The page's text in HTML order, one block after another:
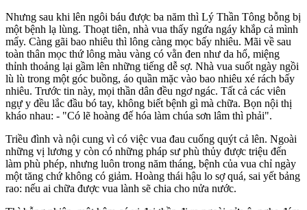
Nhưng sau khi lên ngôi báu được ba năm thì Lý Thần Tông bỗng bị
một bệnh lạ lùng. Thoạt tiên, nhà vua thấy ngứa ngáy khắp cả mình
mẩy. Càng gãi bao nhiêu thì lông càng mọc bấy nhiêu. Mãi về sau
toàn thân mọc thứ lông màu vàng có vằn đen như da hổ, miệng
thỉnh thoảng lại gầm lên những tiếng dễ sợ. Nhà vua suốt ngày ngồi
lù lù trong một góc buồng, áo quần mặc vào bao nhiêu xé rách bấy
nhiêu. Trước tin này, mọi thần dân đều ngơ ngác. Tất cả các viên
ngự y đều lắc đầu bó tay, không biết bệnh gì mà chữa. Bọn nội thị
kháo nhau: - "Có lẽ hoàng đế hóa làm chúa sơn lâm thì phải".
Triều đình và nội cung vì có việc vua đau cuống quýt cả lên. Ngoài
những vị lương y còn có những pháp sư phù thủy được triệu đến
làm phù phép, nhưng luôn trong năm tháng, bệnh của vua chỉ ngày
một tăng chứ không có giảm. Hoàng thái hậu lo sợ quá, sai yết bảng
rao: nếu ai chữa được vua lành sẽ chia cho nửa nước.